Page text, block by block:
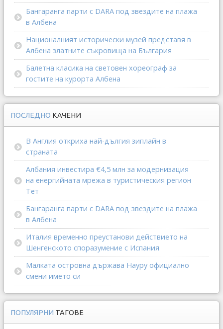
Бангаранга парти с DARA под звездите на плажа
в Албена
Националният исторически музей представя в
Албена златните съкровища на България
Балетна класика на световен хореограф за
гостите на курорта Албена
ПОСЛЕДНО КАЧЕНИ
В Англия откриха най-дългия зиплайн в
страната
Албания инвестира €4,5 млн за модернизация
на енергийната мрежа в туристическия регион
Тет
Бангаранга парти с DARA под звездите на плажа
в Албена
Италия временно преустанови действието на
Шенгенското споразумение с Испания
Малката островна държава Науру официално
смени името си
ПОПУЛЯРНИ ТАГОВЕ